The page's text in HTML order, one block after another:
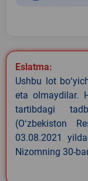
Eslatma:
Ushbu lot
eta olmaydilar.
tartibdagi
(Oʻzbekiston
03.08.2021
Nizomning 30-